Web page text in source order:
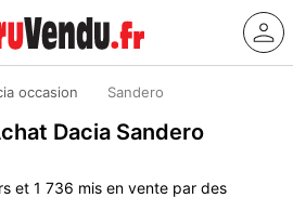
occasion Sandero
Dacia Sandero
et 1 736 mis en vente par des